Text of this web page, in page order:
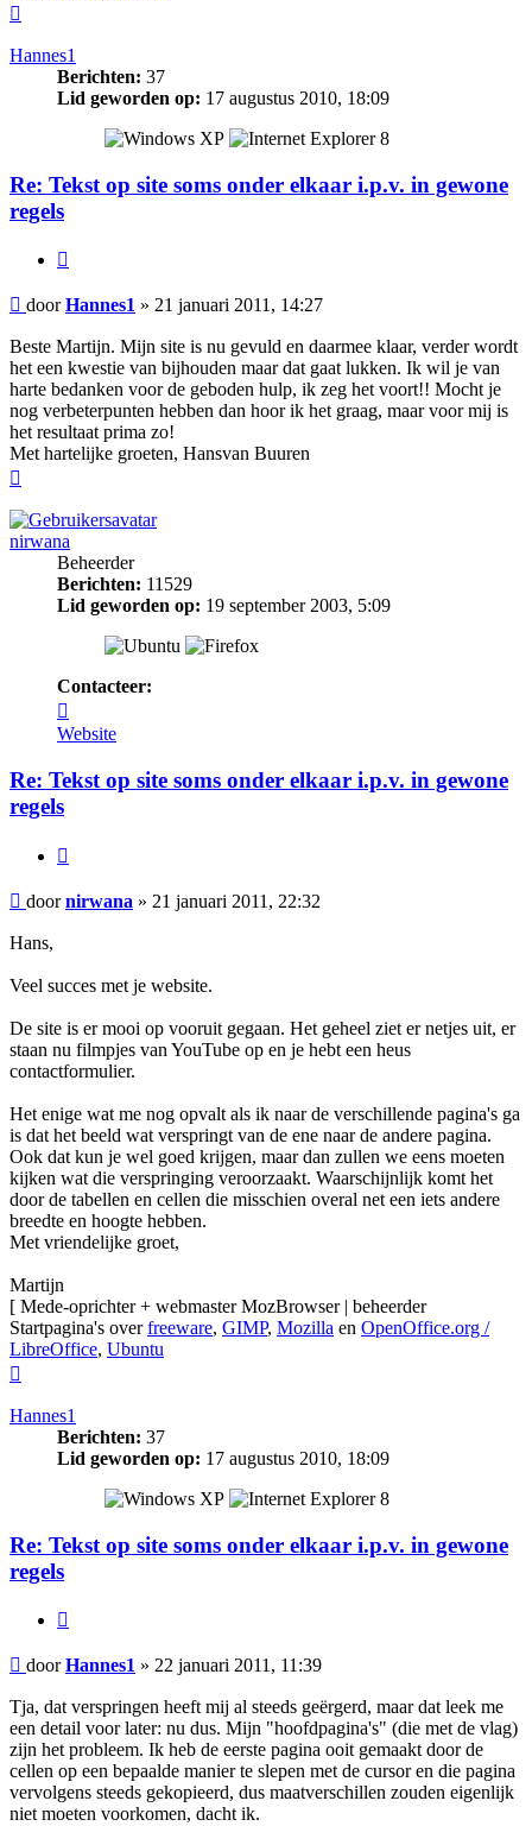
Hannes1
Berichten: 37
Lid geworden op: 17 augustus 2010, 18:09
Re: Tekst op site soms onder elkaar i.p.v. in gewone
regels
Bericht
doorHannes1 » 21 januari 2011, 14:27
Beste Martijn. Mijn site is nu gevuld en daarmee klaar, verder wordt
het een kwestie van bijhouden maar dat gaat lukken. Ik wil je van
harte bedanken voor de geboden hulp, ik zeg het voort!! Mocht je
nog verbeterpunten hebben dan hoor ik het graag, maar voor mij is
het resultaat prima zo!
Met hartelijke groeten, Hansvan Buuren
nirwana
Beheerder
Berichten: 11529
Lid geworden op: 19 september 2003, 5:09
Contacteer:
nirwana
Website
Re: Tekst op site soms onder elkaar i.p.v. in gewone
regels
Bericht
doornirwana » 21 januari 2011, 22:32
Hans,
Veel succes met je website.
De site is er mooi op vooruit gegaan. Het geheel ziet er netjes uit, er
staan nu filmpjes van YouTube op en je hebt een heus
contactformulier.
Het enige wat me nog opvalt als ik naar de verschillende pagina's ga
is dat het beeld wat verspringt van de ene naar de andere pagina.
Ook dat kun je wel goed krijgen, maar dan zullen we eens moeten
kijken wat die verspringing veroorzaakt. Waarschijnlijk komt het
door de tabellen en cellen die misschien overal net een iets andere
breedte en hoogte hebben.
Met vriendelijke groet,
Martijn
[ Mede-oprichter + webmaster MozBrowser | beheerder
Startpagina's overfreeware, GIMP, Mozilla en OpenOffice.org /
LibreOffice, Ubuntu
Hannes1
Berichten: 37
Lid geworden op: 17 augustus 2010, 18:09
Re: Tekst op site soms onder elkaar i.p.v. in gewone
regels
Bericht
doorHannes1 » 22 januari 2011, 11:39
Tja, dat verspringen heeft mij al steeds geërgerd, maar dat leek me
een detail voor later: nu dus. Mijn "hoofdpagina's" (die met de vlag)
zijn het probleem. Ik heb de eerste pagina ooit gemaakt door de
cellen op een bepaalde manier te slepen met de cursor en die pagina
vervolgens steeds gekopieerd, dus maatverschillen zouden eigenlijk
niet moeten voorkomen, dacht ik.